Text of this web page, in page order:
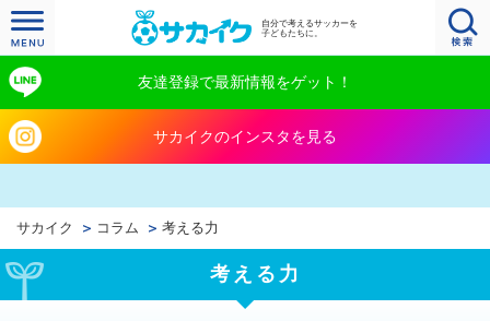
自分で考えるサッカーを
子どもたちに。
友達登録で最新情報をゲット！
サカイクのインスタを見る
サカイク コラム 考える力
考える力